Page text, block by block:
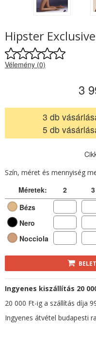
Hipster
Vélemény (0)
3
3 db
5 db
Szín, méret és mennyiség
Méretek: 2 3
Bézs
Nero
Nocciola
Ingyenes kiszállítás 20
20 000 Ft-ig a szállítás díja
Ingyenes átvétel budapesti